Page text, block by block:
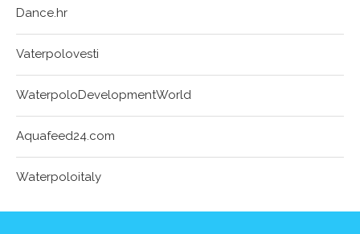
Dance.hr
Vaterpolovesti
WaterpoloDevelopmentWorld
Aquafeed24.com
Waterpoloitaly